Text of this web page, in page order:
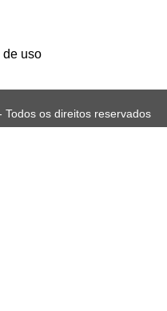
de uso
os direitos reservados